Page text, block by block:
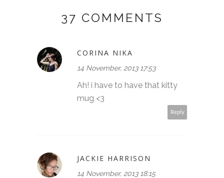
37 COMMENTS
CORINA NIKA
14 November, 2013 17:53
Ah! i have to have that kitty
mug <3
Reply
JACKIE HARRISON
14 November, 2013 18:15